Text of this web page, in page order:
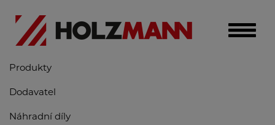
Toggle
Produkty
Dodavatel
Náhradní díly